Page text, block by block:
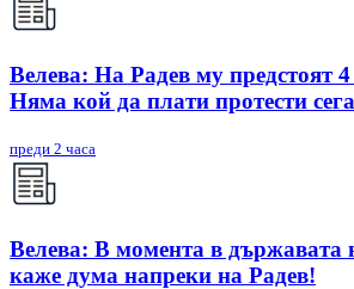
Велева: На Радев му предстоят
Няма кой да плати протести
преди 2 часа
Велева: В момента в държавата
каже дума напреки на Радев!